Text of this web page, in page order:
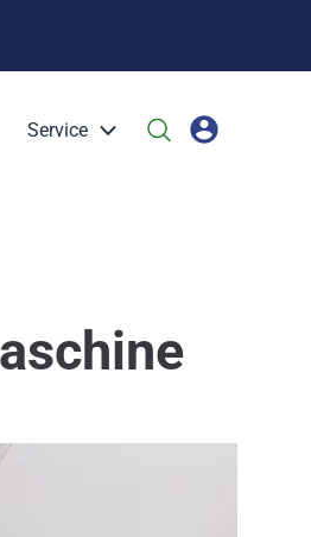
Service